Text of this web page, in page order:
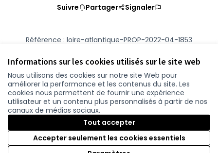
Informations sur les cookies utilisés sur le site web
Nous utilisons des cookies sur notre site Web pour
améliorer la performance et les contenus du site. Les
cookies nous permettent de fournir une expérience
utilisateur et un contenu plus personnalisés à partir de nos
canaux de médias sociaux.
Tout accepter
Accepter seulement les cookies essentiels
Suivre Partager Signaler
Référence : loire-atlantique-PROP-2022-04-1853
Vérifiez l'empreinte numérique
Conditions d'utilisation
Paramètres des cookies
participer.loire-atlantique.fr sur Facebook
(Nouvelle fenêtre)
participer.loire-atlantique.fr sur Instagram
(Nouvelle fenêtre)
participer.loire-atlantique.fr sur YouTube
(Nouvelle fenêtre)
Licence
(Nouvelle